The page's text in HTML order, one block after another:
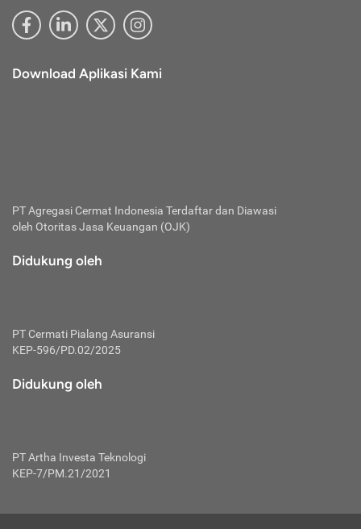
Download Aplikasi Kami
PT Agregasi Cermat Indonesia Terdaftar dan Diawasi
oleh Otoritas Jasa Keuangan (OJK)
Didukung oleh
PT Cermati Pialang Asuransi
KEP-596/PD.02/2025
Didukung oleh
PT Artha Investa Teknologi
KEP-7/PM.21/2021